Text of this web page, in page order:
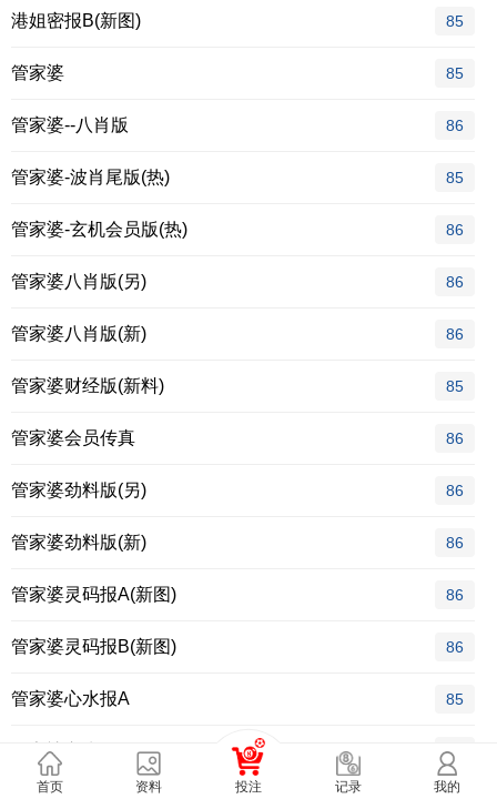
港姐密报B(新图) 85
管家婆 85
管家婆--八肖版 86
管家婆-波肖尾版(热) 85
管家婆-玄机会员版(热) 86
管家婆八肖版(另) 86
管家婆八肖版(新) 86
管家婆财经版(新料) 85
管家婆会员传真 86
管家婆劲料版(另) 86
管家婆劲料版(新) 86
管家婆灵码报A(新图) 86
管家婆灵码报B(新图) 86
管家婆心水报A 85
管家婆心水报B 85
首页 资料 投注 记录 我的